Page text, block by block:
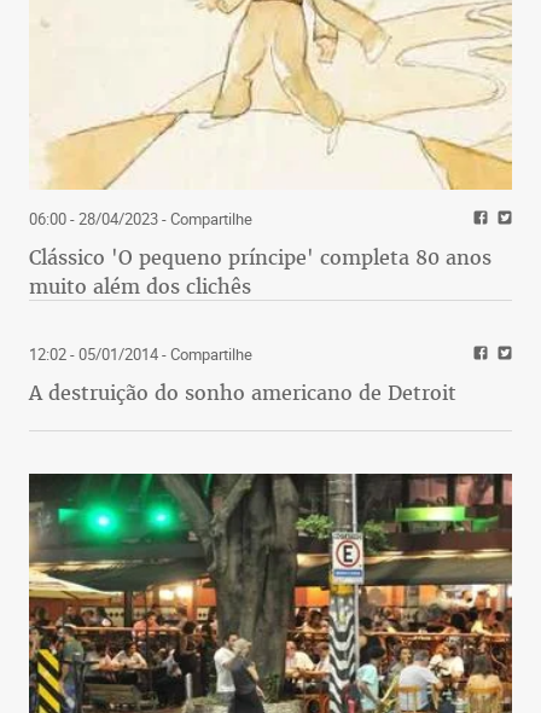
06:00 - 28/04/2023- Compartilhe
Clássico 'O pequeno príncipe' completa 80 anos
muito além dos clichês
12:02 - 05/01/2014- Compartilhe
A destruição do sonho americano de Detroit